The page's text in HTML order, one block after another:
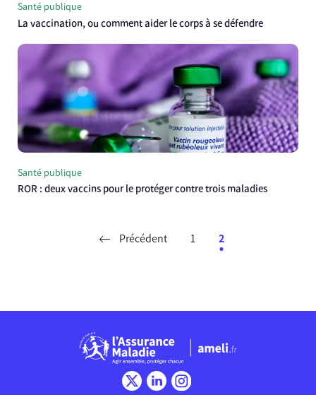
Santé publique
La vaccination, ou comment aider le corps à se défendre
Santé publique
ROR : deux vaccins pour le protéger contre trois maladies
Précédent 1 2